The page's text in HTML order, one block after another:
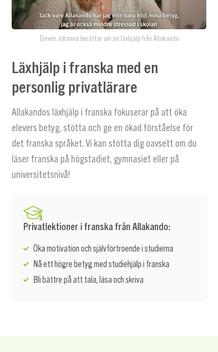
Eleven Johanna berättar om sin läxhjälp från Allakando
Läxhjälp i franska med en
personlig privatlärare
Allakandos läxhjälp i franska fokuserar på att öka
elevers betyg, stötta och ge en ökad förståelse för
det franska språket. Vi kan stötta dig oavsett om du
läser franska på högstadiet, gymnasiet eller på
universitetsnivå!
Privatlektioner i franska från Allakando:
Öka motivation och självförtroende i studierna
Nå ett högre betyg med studiehjälp i franska
Bli bättre på att tala, läsa och skriva